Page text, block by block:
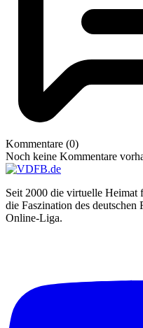
Kommentare (0)
Noch keine Kommentare
Seit 2000 die virtuelle Heimat
die Faszination des
Online-Liga.